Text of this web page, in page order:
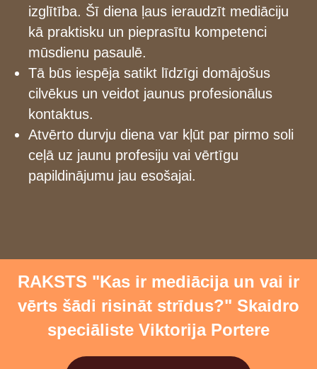
izglītība. Šī diena ļaus ieraudzīt mediāciju
kā praktisku un pieprasītu kompetenci
mūsdienu pasaulē.
Tā būs iespēja satikt līdzīgi domājošus
cilvēkus un veidot jaunus profesionālus
kontaktus.
Atvērto durvju diena var kļūt par pirmo soli
ceļā uz jaunu profesiju vai vērtīgu
papildinājumu jau esošajai.
RAKSTS "Kas ir mediācija un vai ir
vērts šādi risināt strīdus?" Skaidro
speciāliste Viktorija Portere